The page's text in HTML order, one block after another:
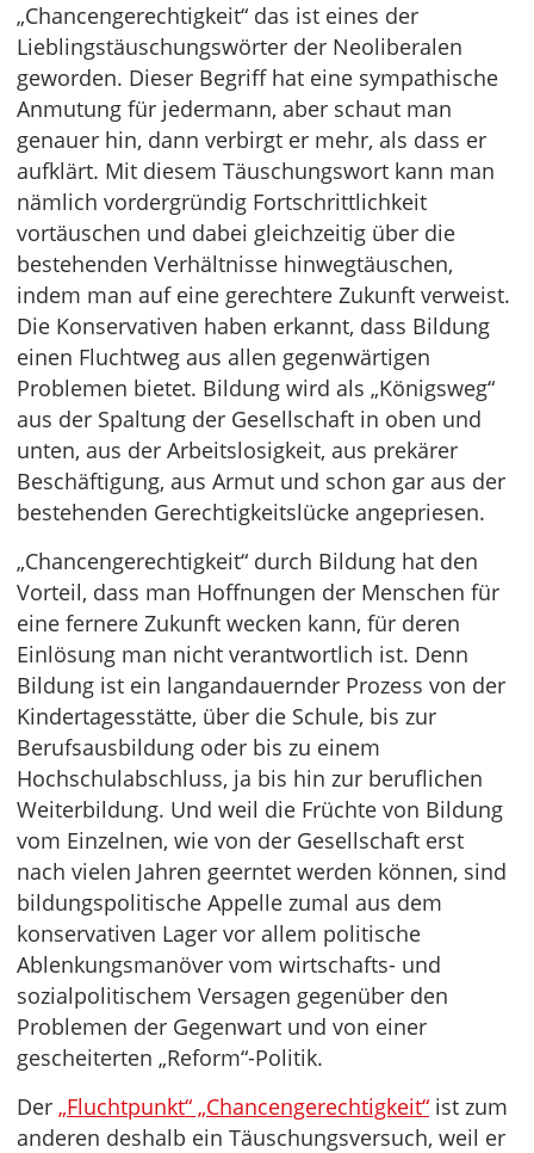
„Chancengerechtigkeit“ das ist eines der
Lieblingstäuschungswörter der Neoliberalen
geworden. Dieser Begriff hat eine sympathische
Anmutung für jedermann, aber schaut man
genauer hin, dann verbirgt er mehr, als dass er
aufklärt. Mit diesem Täuschungswort kann man
nämlich vordergründig Fortschrittlichkeit
vortäuschen und dabei gleichzeitig über die
bestehenden Verhältnisse hinwegtäuschen,
indem man auf eine gerechtere Zukunft verweist.
Die Konservativen haben erkannt, dass Bildung
einen Fluchtweg aus allen gegenwärtigen
Problemen bietet. Bildung wird als „Königsweg“
aus der Spaltung der Gesellschaft in oben und
unten, aus der Arbeitslosigkeit, aus prekärer
Beschäftigung, aus Armut und schon gar aus der
bestehenden Gerechtigkeitslücke angepriesen.
„Chancengerechtigkeit“ durch Bildung hat den
Vorteil, dass man Hoffnungen der Menschen für
eine fernere Zukunft wecken kann, für deren
Einlösung man nicht verantwortlich ist. Denn
Bildung ist ein langandauernder Prozess von der
Kindertagesstätte, über die Schule, bis zur
Berufsausbildung oder bis zu einem
Hochschulabschluss, ja bis hin zur beruflichen
Weiterbildung. Und weil die Früchte von Bildung
vom Einzelnen, wie von der Gesellschaft erst
nach vielen Jahren geerntet werden können, sind
bildungspolitische Appelle zumal aus dem
konservativen Lager vor allem politische
Ablenkungsmanöver vom wirtschafts- und
sozialpolitischem Versagen gegenüber den
Problemen der Gegenwart und von einer
gescheiterten „Reform“-Politik.
Der „Fluchtpunkt“ „Chancengerechtigkeit“ ist zum
anderen deshalb ein Täuschungsversuch, weil er